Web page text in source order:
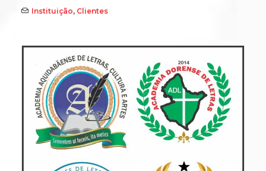
Instituição, Clientes